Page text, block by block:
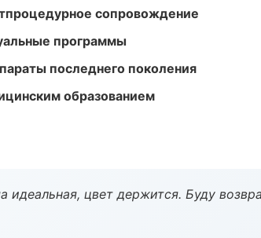
сопровождение
программы
последнего поколения
образованием
цвет держится. Буду